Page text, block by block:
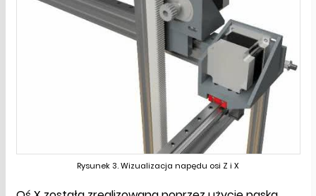
Rysunek 3. Wizualizacja napędu osi Z i X